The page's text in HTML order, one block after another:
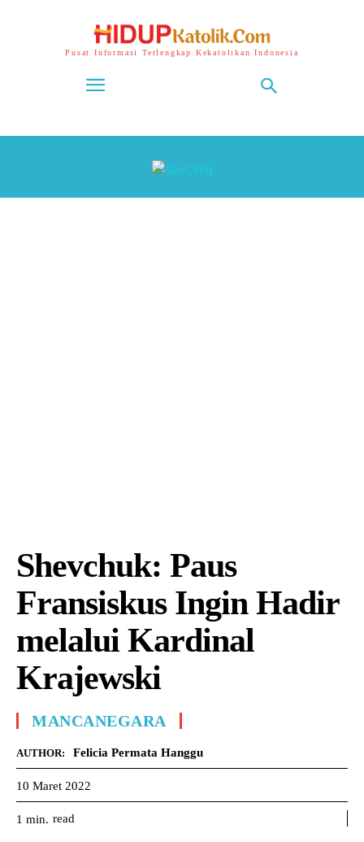
Pusat Informasi Terlengkap Kekatolikan Indonesia
Shevchuk: Paus
Fransiskus Ingin Hadir
melalui Kardinal
Krajewski
MANCANEGARA
AUTHOR: Felicia Permata Hanggu
10 Maret 2022
1 min. read